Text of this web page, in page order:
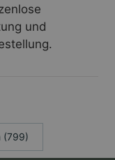
und
(799)